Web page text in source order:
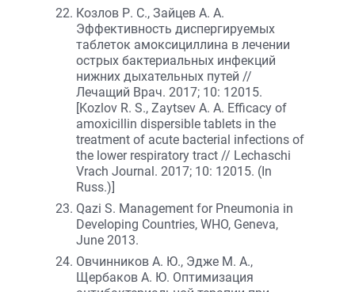
Козлов Р. С., Зайцев А. А.
Эффективность диспергируемых
таблеток амоксициллина в лечении
острых бактериальных инфекций
нижних дыхательных путей //
Лечащий Врач. 2017; 10: 12015.
[Kozlov R. S., Zaytsev A. A. Efficacy of
amoxicillin dispersible tablets in the
treatment of acute bacterial infections of
the lower respiratory tract // Lechaschi
Vrach Journal. 2017; 10: 12015. (In
Russ.)]
Qazi S. Management for Pneumonia in
Developing Countries, WHO, Geneva,
June 2013.
Овчинников А. Ю., Эдже М. А.,
Щербаков А. Ю. Оптимизация